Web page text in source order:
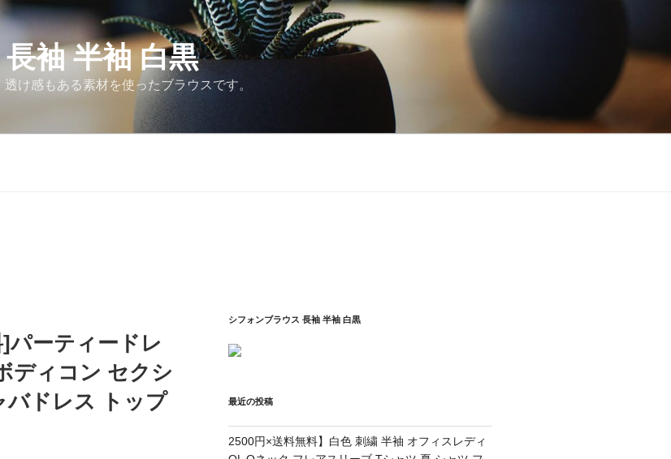
袖 半袖 白黒
け感もある素材を使ったブラウスです。
パーティードレ
ディコン セクシ
バドレス トップ
シフォンブラウス 長袖 半袖 白黒
最近の投稿
2500円×送料無料】白色 刺繍 半袖 オフィスレディ